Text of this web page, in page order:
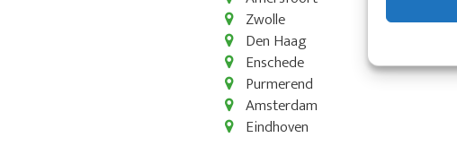
Zwolle
Den Haag
Enschede
Purmerend
Amsterdam
Eindhoven